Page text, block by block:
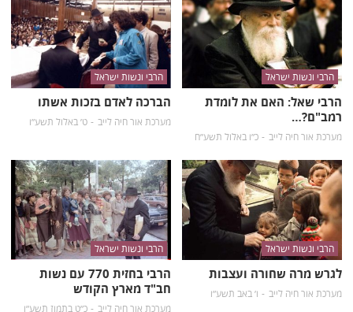
הרבי ונשות ישראל
הרבי שאל: האם את לומדת
רמב"ם?…
מערכת אור חיה לייב כ״ו באלול תשע״ח
הרבי ונשות ישראל
הברכה לאדם בזכות אשתו
מערכת אור חיה לייב ט׳ באלול תשע״ו
הרבי ונשות ישראל
לגרש מרה שחורה ועצבות
מערכת אור חיה לייב ו׳ באב תשע״ו
הרבי ונשות ישראל
הרבי בחזית 770 עם נשות
חב"ד מארץ הקודש
מערכת אור חיה לייב כ״ט בתמוז תשע״ו